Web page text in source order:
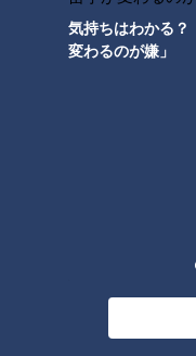
気持ちはわかる？
変わるのが嫌」